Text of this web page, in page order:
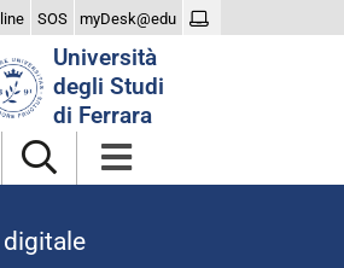
SOS myDesk@edu
Università
degli Studi
di Ferrara